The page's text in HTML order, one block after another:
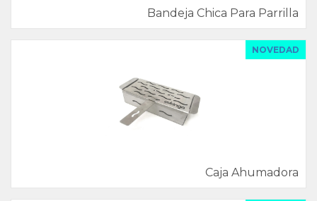
Bandeja Chica Para Parrilla
NOVEDAD
Caja Ahumadora